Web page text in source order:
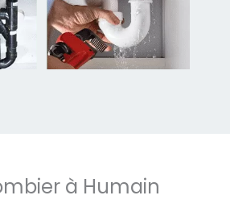
à Humain